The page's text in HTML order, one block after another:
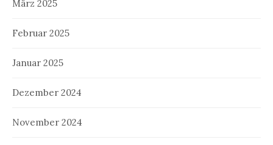
März 2025
Februar 2025
Januar 2025
Dezember 2024
November 2024